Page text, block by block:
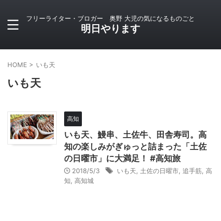
フリーライター・ブロガー 奥野 大児の気になるものごと
明日やります
HOME > いも天
いも天
高知
いも天、鰻串、土佐牛、田舎寿司。高
知の楽しみがぎゅっと詰まった「土佐
の日曜市」に大満足！ #高知旅
2018/5/3 いも天 土佐の日曜市 追手筋 高
知 高知城